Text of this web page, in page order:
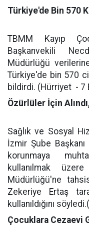
Türkiye'de Bin 570
TBMM Kayıp
Başkanvekili
Müdürlüğü
Türkiye'de bin 570
bildirdi. (Hürriyet - 7
Özürlüler İçin
Sağlık ve Sosyal
İzmir Şube
korunmaya
kullanılmak
Müdürlüğü'ne
Zekeriye Ertaş
kullanıldığını
Çocuklara Cezaevi